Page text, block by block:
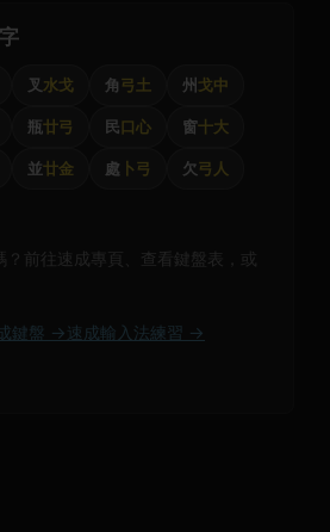
叉 水戈 角弓土 州 戈中
瓶廿弓 民口心 窗十大
並廿金 處 卜弓 欠弓人
？前往速成專頁、查看鍵盤表，或
鍵盤 → 速成輸入法練習 →